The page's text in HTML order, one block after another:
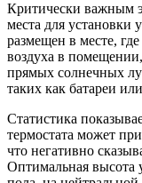
Критически важным
места для установки
размещен в месте,
воздуха в
прямых солнечных
таких как батареи
Статистика
термостата может
что негативно
Оптимальная высота